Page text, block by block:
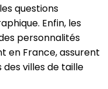
questions
Enfin, les
personnalités
en France, assurent
villes de taille